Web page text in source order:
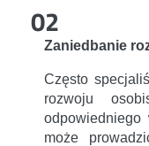
02
Zaniedbanie
Często
rozwoju
odpowiedniego
może